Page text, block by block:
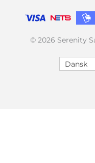
© 2026 Serenity
Dansk